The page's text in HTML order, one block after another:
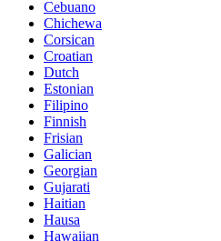
Cebuano
Chichewa
Corsican
Croatian
Dutch
Estonian
Filipino
Finnish
Frisian
Galician
Georgian
Gujarati
Haitian
Hausa
Hawaiian